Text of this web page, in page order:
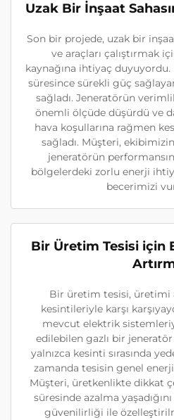
Uzak Bir İnşaat
Son bir projede, uzak bir
ve araçları çalıştırmak
kaynağına ihtiyaç
süresince sürekli güç
sağladı. Jeneratörün
önemli ölçüde düşürdü ve
hava koşullarına rağmen
sağladı. Müşteri,
jeneratörün
bölgelerdeki zorlu enerji
becerimizi
Bir Üretim Tesisi için
Bir üretim tesisi, üretimi
kesintileriyle karşı
mevcut elektrik
edilebilen gazlı bir
yalnızca kesinti sırasında
zamanda tesisin genel
Müşteri, üretkenlikte dikkat
süresinde azalma
güvenilirliği ile